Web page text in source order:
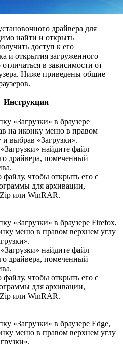
драйвера для
найти и открыть
доступ к его
и открытия загруженного
в зависимости от
Ниже приведены общие
Инструкции
«Загрузки» в браузере
на иконку меню в правом
и выбрав «Загрузки».
найдите файл
драйвера, помеченный
чтобы открыть его с
для архивации,
или WinRAR.
«Загрузки» в браузере Firefox,
меню в правом верхнем углу
найдите файл
драйвера, помеченный
чтобы открыть его с
для архивации,
или WinRAR.
«Загрузки» в браузере Edge,
меню в правом верхнем углу